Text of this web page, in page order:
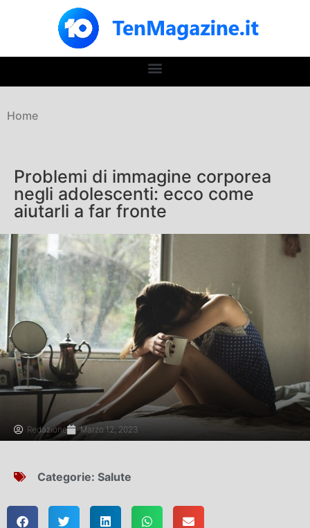
Home
Problemi di immagine corporea
negli adolescenti: ecco come
aiutarli a far fronte
Redazione Marzo 12, 2023
Categorie: Salute